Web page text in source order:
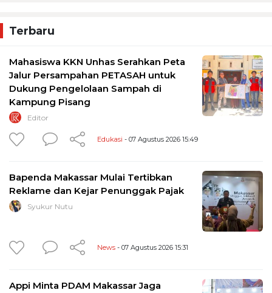
Terbaru
Mahasiswa KKN Unhas Serahkan Peta
Jalur Persampahan PETASAH untuk
Dukung Pengelolaan Sampah di
Kampung Pisang
Editor
Edukasi - 07 Agustus 2026 15:49
Bapenda Makassar Mulai Tertibkan
Reklame dan Kejar Penunggak Pajak
Syukur Nutu
News - 07 Agustus 2026 15:31
Appi Minta PDAM Makassar Jaga